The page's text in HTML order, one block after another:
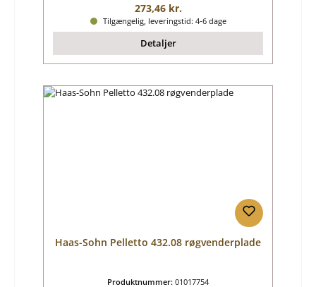
Almindelig pris:
273,46 kr.
Tilgængelig, leveringstid: 4-6 dage
Detaljer
Haas-Sohn Pelletto 432.08 røgvenderplade
Produktnummer: 01017754